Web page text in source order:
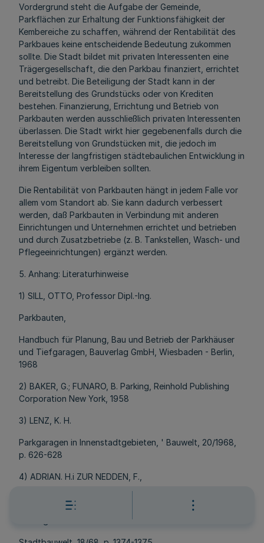
Vordergrund steht die Aufgabe der Gemeinde,
Parkflächen zur Erhaltung der Funktionsfähigkeit der
Kembereiche zu schaffen, während der Rentabilität des
Parkbaues keine entscheidende Bedeutung zukommen
sollte. Die Stadt bildet mit privaten Interessenten eine
Trägergesellschaft, die den Parkbau finanziert, errichtet
und betreibt. Die Beteiligung der Stadt kann in der
Bereitstellung des Grundstücks oder von Krediten
bestehen. Finanzierung, Errichtung und Betrieb von
Parkbauten werden ausschließlich privaten Interessenten
überlassen. Die Stadt wirkt hier gegebenenfalls durch die
Bereitstellung von Grundstücken mit, die jedoch im
Interesse der langfristigen städtebaulichen Entwicklung in
ihrem Eigentum verbleiben sollten.
Die Rentabilität von Parkbauten hängt in jedem Falle vor
allem vom Standort ab. Sie kann dadurch verbessert
werden, daß Parkbauten in Verbindung mit anderen
Einrichtungen und Unternehmen errichtet und betrieben
und durch Zusatzbetriebe (z. B. Tankstellen, Wasch- und
Pflegeeinrichtungen) ergänzt werden.
5. Anhang: Literaturhinweise
1) SILL, OTTO, Professor Dipl.-Ing.
Parkbauten,
Handbuch für Planung, Bau und Betrieb der Parkhäuser
und Tiefgaragen, Bauverlag GmbH, Wiesbaden - Berlin,
1968
2) BAKER, G.; FUNARO, B. Parking, Reinhold Publishing
Corporation New York, 1958
3) LENZ, K. H.
Parkgaragen in Innenstadtgebieten, ' Bauwelt, 20/1968,
p. 626-628
4) ADRIAN. H.i ZUR NEDDEN, F.,
Erfahrungen mit Tiefgaragen. Ein Bericht über eine